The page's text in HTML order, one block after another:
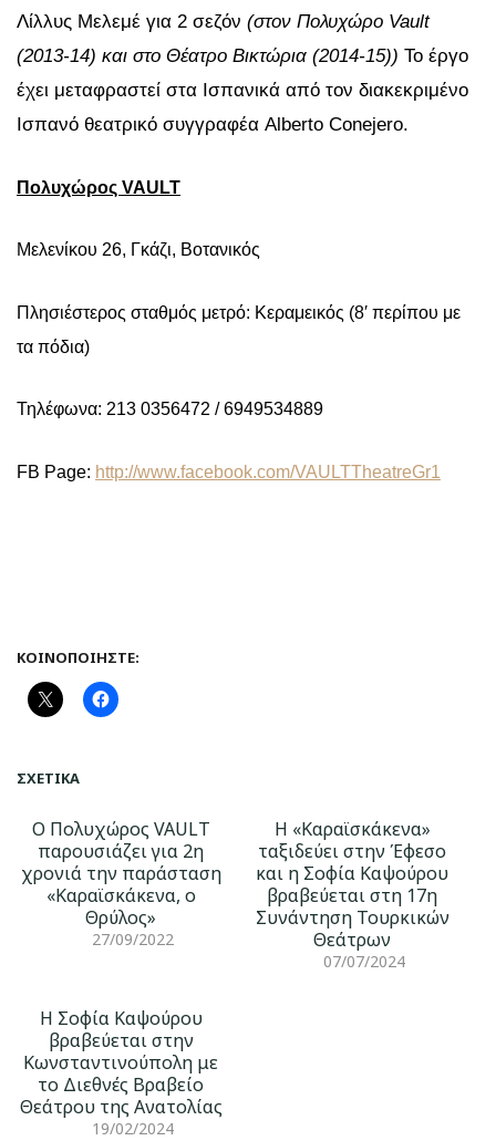
Λίλλυς Μελεμέ για 2 σεζόν (στον Πολυχώρο Vault
(2013-14) και στο Θέατρο Βικτώρια (2014-15)) Το έργο
έχει μεταφραστεί στα Ισπανικά από τον διακεκριμένο
Ισπανό θεατρικό συγγραφέα Alberto Conejero.
Πολυχώρος VAULT
Μελενίκου 26, Γκάζι, Βοτανικός
Πλησιέστερος σταθμός μετρό: Κεραμεικός (8′ περίπου με
τα πόδια)
Τηλέφωνα: 213 0356472 / 6949534889
FB Page: http://www.facebook.com/VAULTTheatreGr1
ΚΟΙΝΟΠΟΙΉΣΤΕ:
ΣΧΕΤΙΚΆ
Ο Πολυχώρος VAULT
παρουσιάζει για 2η
χρονιά την παράσταση
«Καραϊσκάκενα, o
Θρύλος»
27/09/2022
Η «Καραϊσκάκενα»
ταξιδεύει στην Έφεσο
και η Σοφία Καψούρου
βραβεύεται στη 17η
Συνάντηση Τουρκικών
Θεάτρων
07/07/2024
Η Σοφία Καψούρου
βραβεύεται στην
Κωνσταντινούπολη με
το Διεθνές Βραβείο
Θεάτρου της Ανατολίας
19/02/2024